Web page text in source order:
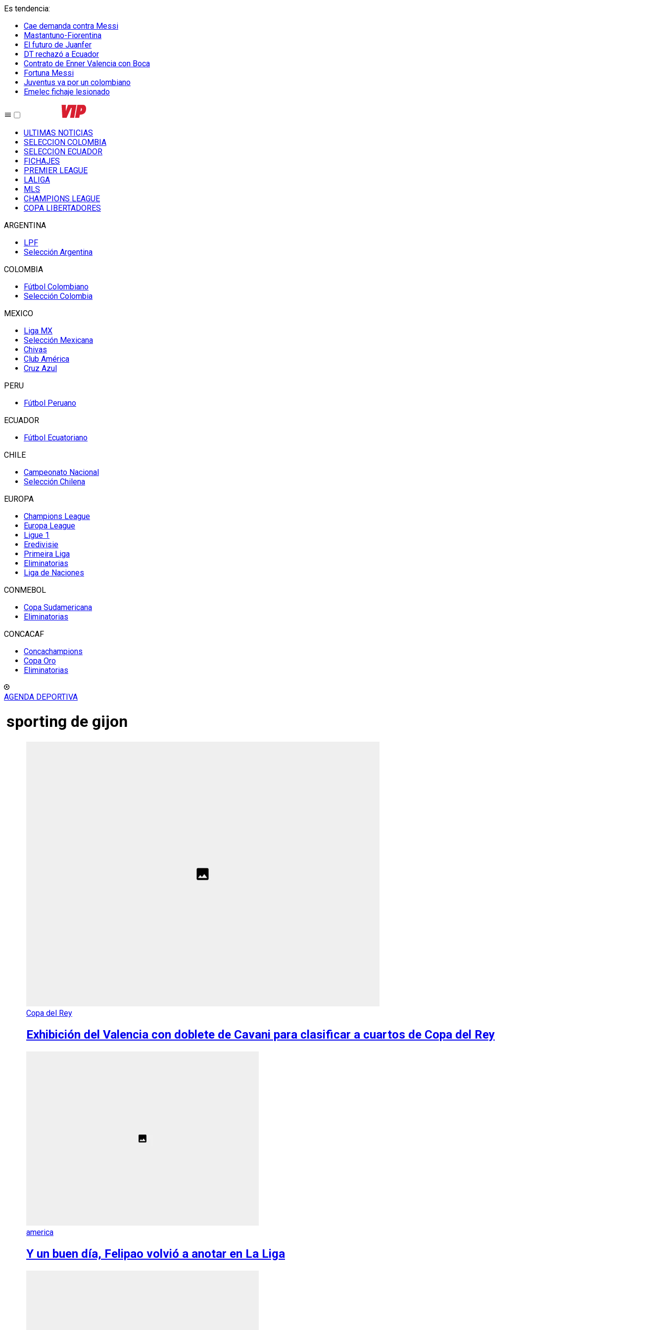
Es tendencia:
Cae demanda contra Messi
Mastantuno-Fiorentina
El futuro de Juanfer
DT rechazó a Ecuador
Contrato de Enner Valencia con Boca
Fortuna Messi
Juventus va por un colombiano
Emelec fichaje lesionado
ULTIMAS NOTICIAS
SELECCION COLOMBIA
SELECCION ECUADOR
FICHAJES
PREMIER LEAGUE
LALIGA
MLS
CHAMPIONS LEAGUE
COPA LIBERTADORES
ARGENTINA
LPF
Selección Argentina
COLOMBIA
Fútbol Colombiano
Selección Colombia
MEXICO
Liga MX
Selección Mexicana
Chivas
Club América
Cruz Azul
PERU
Fútbol Peruano
ECUADOR
Fútbol Ecuatoriano
CHILE
Campeonato Nacional
Selección Chilena
EUROPA
Champions League
Europa League
Ligue 1
Eredivisie
Primeira Liga
Eliminatorias
Liga de Naciones
CONMEBOL
Copa Sudamericana
Eliminatorias
CONCACAF
Concachampions
Copa Oro
Eliminatorias
AGENDA DEPORTIVA
sporting de gijon
Copa del Rey
Exhibición del Valencia con doblete de Cavani para clasificar a cuartos de Copa del Rey
america
Y un buen día, Felipao volvió a anotar en La Liga